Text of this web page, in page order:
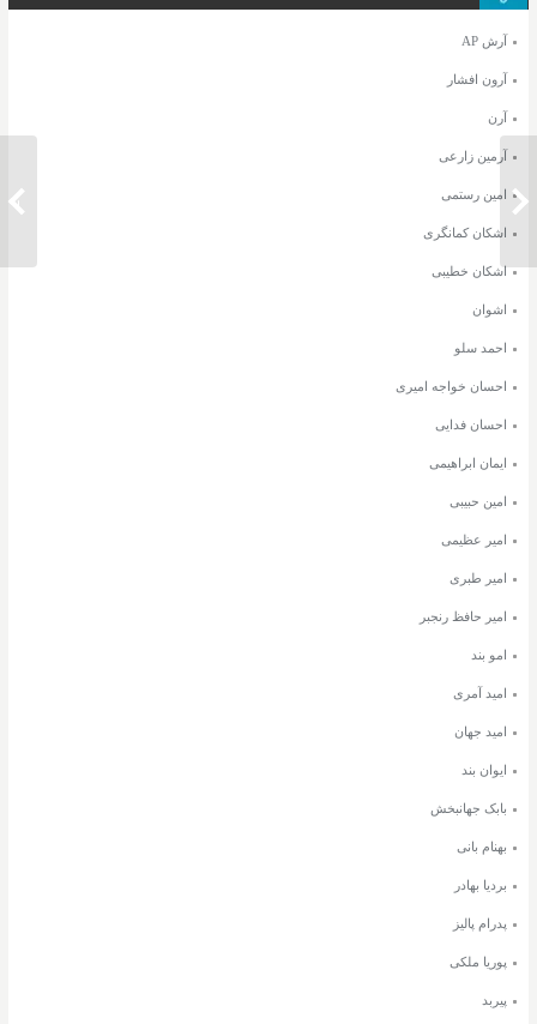
دانلود آهنگ رضا صادقی فرض محال
آرش AP
آرون افشار
آرن
آرمین زارعی
امین رستمی
اشکان کمانگری
اشکان خطیبی
اشوان
احمد سلو
احسان خواجه امیری
احسان فدایی
ایمان ابراهیمی
امین حبیبی
امیر عظیمی
امیر طبری
امیر حافظ رنجبر
امو بند
امید آمری
امید جهان
ایوان بند
بابک جهانبخش
بهنام بانی
بردیا بهادر
پدرام پالیز
پوریا ملکی
پیربد